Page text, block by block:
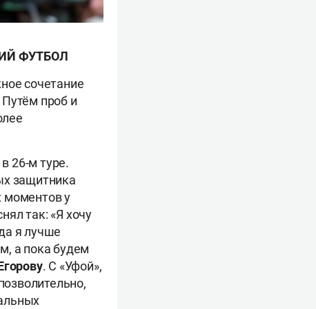
ФУТБОЛ
сочетание
проб и
26-м туре.
защитника
моментов у
так: «Я хочу
я лучше
а пока будем
. С «Уфой»,